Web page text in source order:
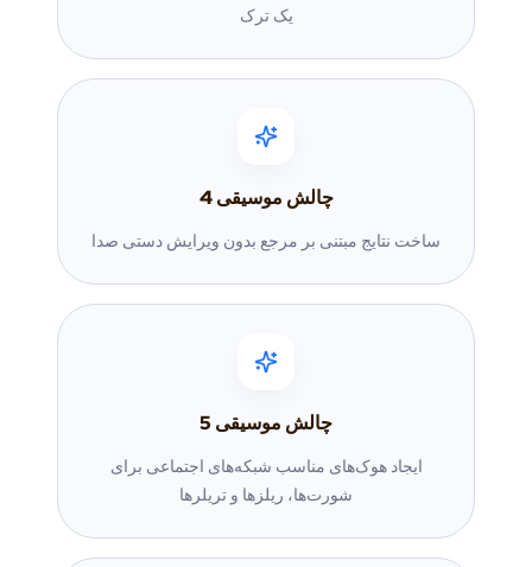
یک ترک
چالش موسیقی 4
ساخت نتایج مبتنی بر مرجع بدون ویرایش دستی صدا
چالش موسیقی 5
ایجاد هوک‌های مناسب شبکه‌های اجتماعی برای
شورت‌ها، ریلزها و تریلرها